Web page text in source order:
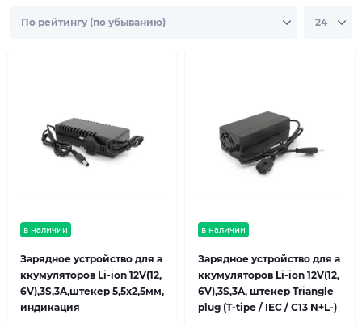
в наличии
Зарядное устройство для а
ккумуляторов Li-ion 12V(12,
6V),3S,3A,штекер 5,5х2,5мм,
индикация
в наличии
Зарядное устройство для а
ккумуляторов Li-ion 12V(12,
6V),3S,3A, штекер Triangle
plug (T-tipe / IEC / C13 N+L-)